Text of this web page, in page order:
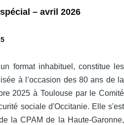
– avril 2026
format inhabituel, constitue les
à l’occasion des 80 ans de la
2025 à Toulouse par le Comité
sociale d'Occitanie. Elle s'est
la CPAM de la Haute-Garonne,